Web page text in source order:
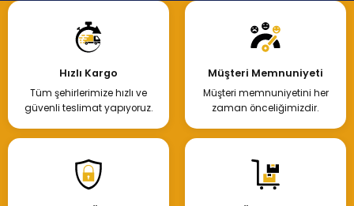
Hızlı Kargo
Tüm şehirlerimize hızlı ve
güvenli teslimat yapıyoruz.
Müşteri Memnuniyeti
Müşteri memnuniyetini her
zaman önceliğimizdir.